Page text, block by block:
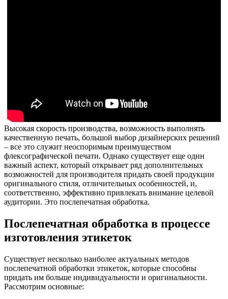
Высокая скорость производства, возможность выполнять
качественную печать, большой выбор дизайнерских решений
– все это служит неоспоримым преимуществом
флексографической печати. Однако существует еще один
важный аспект, который открывает ряд дополнительных
возможностей для производителя придать своей продукции
оригинального стиля, отличительных особенностей, и,
соответственно, эффективно привлекать внимание целевой
аудитории. Это послепечатная обработка.
Послепечатная обработка в процессе
изготовления этикеток
Существует несколько наиболее актуальных методов
послепечатной обработки этикеток, которые способны
придать им больше индивидуальности и оригинальности.
Рассмотрим основные: